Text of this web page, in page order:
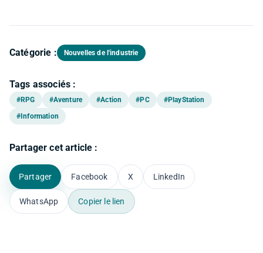
Catégorie : Nouvelles de l'industrie
Tags associés :
#RPG #Aventure #Action #PC
#PlayStation
#Information
Partager cet article :
Partager Facebook X LinkedIn
WhatsApp Copier le lien